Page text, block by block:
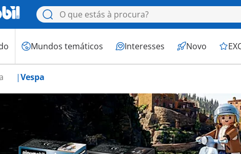
Mundos temáticos Interesses Novo
Vespa